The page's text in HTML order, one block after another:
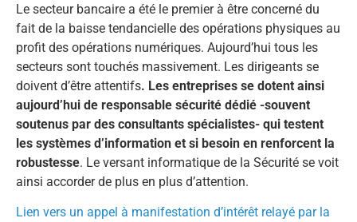
Le secteur bancaire a été le premier à être concerné du
fait de la baisse tendancielle des opérations physiques au
profit des opérations numériques. Aujourd’hui tous les
secteurs sont touchés massivement. Les dirigeants se
doivent d’être attentifs. Les entreprises se dotent ainsi
aujourd’hui de responsable sécurité dédié -souvent
soutenus par des consultants spécialistes- qui testent
les systèmes d’information et si besoin en renforcent la
robustesse. Le versant informatique de la Sécurité se voit
ainsi accorder de plus en plus d’attention.
Lien vers un appel à manifestation d’intérêt relayé par la